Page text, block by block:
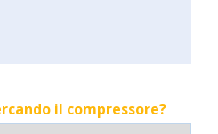
il compressore?